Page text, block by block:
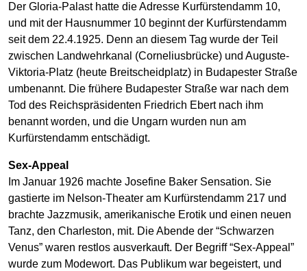
Der Gloria-Palast hatte die Adresse Kurfürstendamm 10,
und mit der Hausnummer 10 beginnt der Kurfürstendamm
seit dem 22.4.1925. Denn an diesem Tag wurde der Teil
zwischen Landwehrkanal (Corneliusbrücke) und Auguste-
Viktoria-Platz (heute Breitscheidplatz) in Budapester Straße
umbenannt. Die frühere Budapester Straße war nach dem
Tod des Reichspräsidenten Friedrich Ebert nach ihm
benannt worden, und die Ungarn wurden nun am
Kurfürstendamm entschädigt.
Sex-Appeal
Im Januar 1926 machte Josefine Baker Sensation. Sie
gastierte im Nelson-Theater am Kurfürstendamm 217 und
brachte Jazzmusik, amerikanische Erotik und einen neuen
Tanz, den Charleston, mit. Die Abende der “Schwarzen
Venus” waren restlos ausverkauft. Der Begriff “Sex-Appeal”
wurde zum Modewort. Das Publikum war begeistert, und